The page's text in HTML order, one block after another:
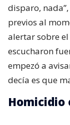
disparo,
previos al
alertar sobre el
escucharon
empezó a
decía es que
Homicidio